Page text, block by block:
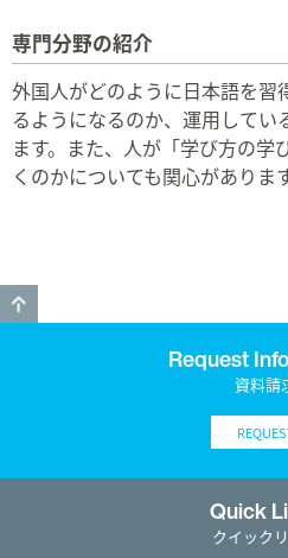
専門分野の紹介
外国人がどのように日本語を習
るようになるのか、運用してい
ます。また、人が「学び方の学
くのかについても関心があります
Request
資料請
Quick
クイック